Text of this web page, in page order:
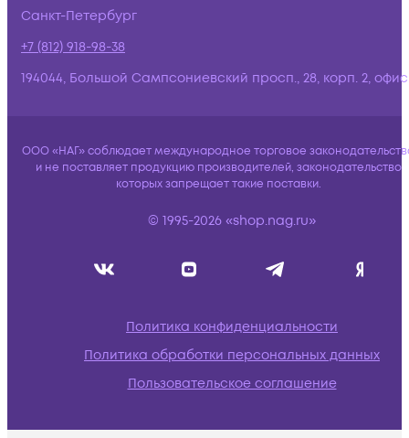
Санкт-Петербург
+7 (812) 918-98-38
194044, Большой Сампсониевский просп., 28, корп. 2,
ООО «НАГ» соблюдает международное торговое
и не поставляет продукцию производителей, законодательство
которых запрещает такие поставки.
© 1995-2026 «shop.nag.ru»
Политика конфиденциальности
Политика обработки персональных данных
Пользовательское соглашение